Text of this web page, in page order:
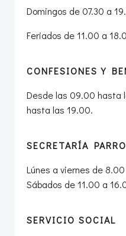
Domingos de 07.30 a
Feriados de 11.00 a
CONFESIONES Y
Desde las 09.00 hasta
hasta las 19.00.
SECRETARÍA
Lúnes a viernes de
Sábados de 11.00 a
SERVICIO SOCIAL